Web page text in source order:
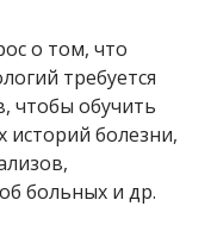
о том, что
требуется
чтобы обучить
историй болезни,
больных и др.